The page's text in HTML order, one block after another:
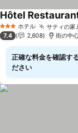
3 ホテルのランク
ホテル サティの家
Hôtel
7.4 2,608 街の中
正確な料金を確認す
ださい